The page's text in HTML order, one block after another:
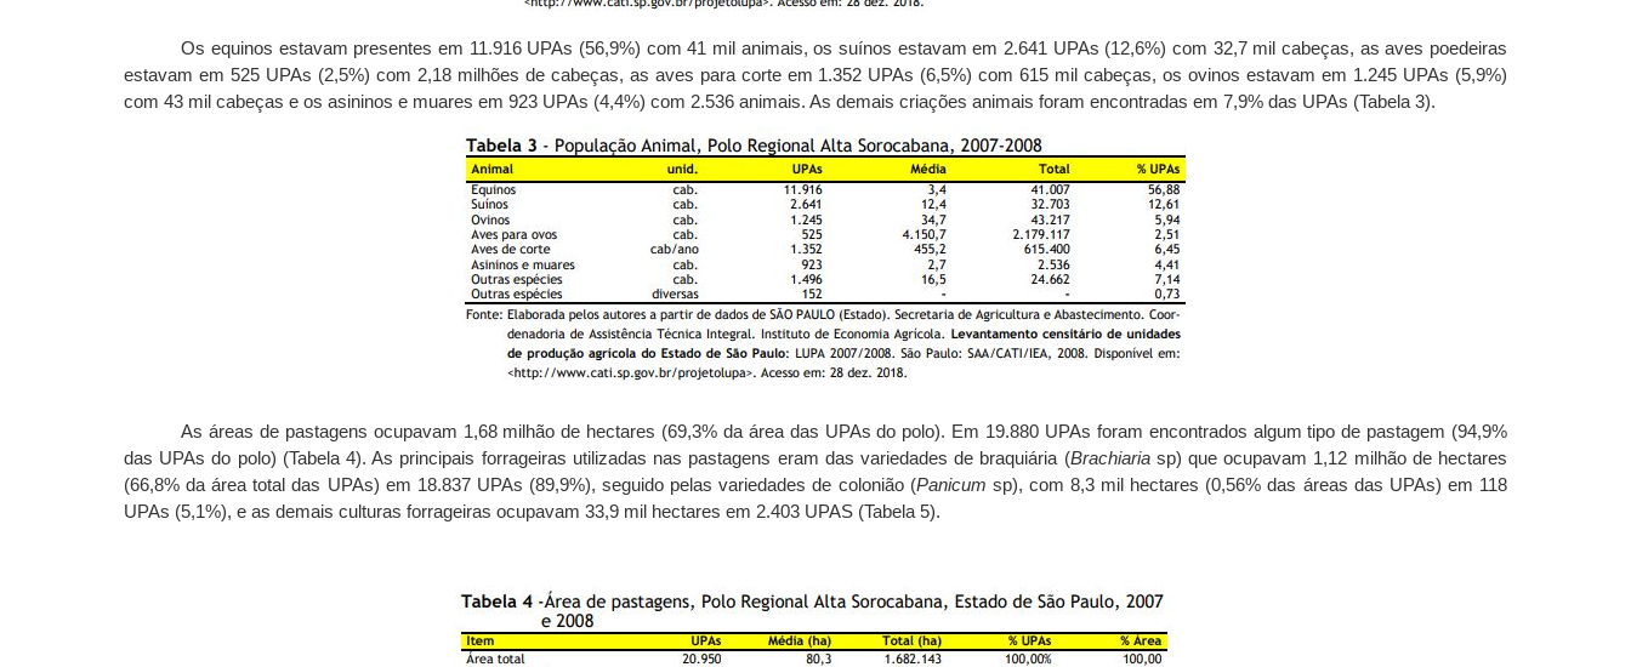
Os equinos estavam presentes em 11.916 UPAs (56,9%) com 41 mil animais, os suínos estavam em 2.641 UPAs (12,6%) com 32,7 mil cabeças, as aves poedeiras
estavam em 525 UPAs (2,5%) com 2,18 milhões de cabeças, as aves para corte em 1.352 UPAs (6,5%) com 615 mil cabeças, os ovinos estavam em 1.245 UPAs (5,9%)
com 43 mil cabeças e os asininos e muares em 923 UPAs (4,4%) com 2.536 animais. As demais criações animais foram encontradas em 7,9% das UPAs (Tabela 3).
As áreas de pastagens ocupavam 1,68 milhão de hectares (69,3% da área das UPAs do polo). Em 19.880 UPAs foram encontrados algum tipo de pastagem (94,9%
das UPAs do polo) (Tabela 4). As principais forrageiras utilizadas nas pastagens eram das variedades de braquiária (Brachiariasp) que ocupavam 1,12 milhão de hectares
(66,8% da área total das UPAs) em 18.837 UPAs (89,9%), seguido pelas variedades de colonião (Panicum sp), com 8,3 mil hectares (0,56% das áreas das UPAs) em 118
UPAs (5,1%), e as demais culturas forrageiras ocupavam 33,9 mil hectares em 2.403 UPAS (Tabela 5).